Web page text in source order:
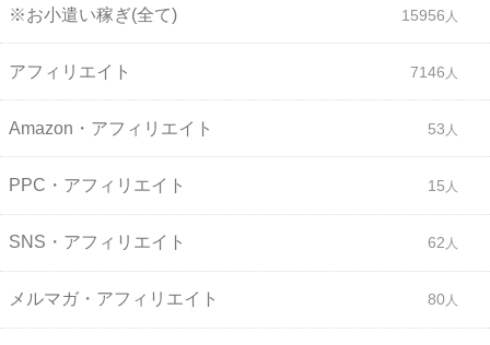
※お小遣い稼ぎ(全て) 15956
アフィリエイト 7146
Amazon・アフィリエイト 53
PPC・アフィリエイト 15
SNS・アフィリエイト 62
メルマガ・アフィリエイト 80